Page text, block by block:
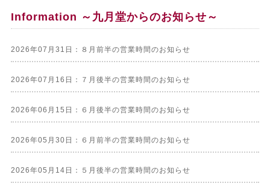
Information ～九月堂からのお知らせ～
2026年07月31日：８月前半の営業時間のお知らせ
2026年07月16日：７月後半の営業時間のお知らせ
2026年06月15日：６月後半の営業時間のお知らせ
2026年05月30日：６月前半の営業時間のお知らせ
2026年05月14日：５月後半の営業時間のお知らせ